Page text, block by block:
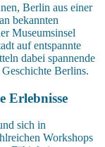
Berlin aus einer
bekannten
Museumsinsel
auf entspannte
dabei spannende
Berlins.
Erlebnisse
sich in
Workshops